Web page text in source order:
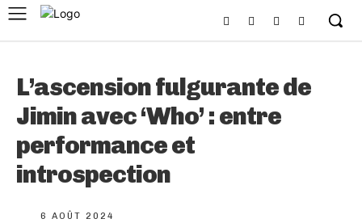
L’ascension fulgurante de
Jimin avec ‘Who’ : entre
performance et
introspection
6 AOÛT 2024